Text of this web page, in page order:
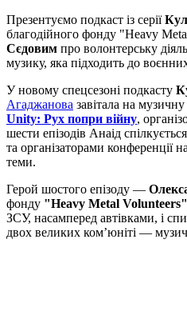
Презентуємо подкаст із серії
благодійного фонду "Heavy
Сєдовим про волонтерську
музику, яка підходить до
У новому спецсезоні подкасту
Агаджанова завітала на
Unity: Рух попри війну,
шести епізодів Анаід
та організаторами конференції
теми.
Герой шостого епізоду —
фонду "Heavy Metal Volunteers"
ЗСУ, насамперед автівками, і
двох великих ком’юніті —